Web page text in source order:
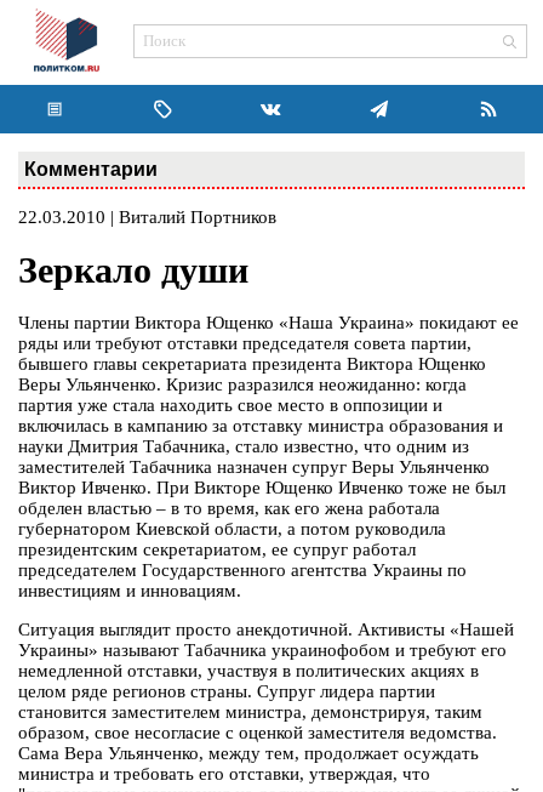
Комментарии
22.03.2010 | Виталий Портников
Зеркало души
Члены партии Виктора Ющенко «Наша Украина» покидают ее
ряды или требуют отставки председателя совета партии,
бывшего главы секретариата президента Виктора Ющенко
Веры Ульянченко. Кризис разразился неожиданно: когда
партия уже стала находить свое место в оппозиции и
включилась в кампанию за отставку министра образования и
науки Дмитрия Табачника, стало известно, что одним из
заместителей Табачника назначен супруг Веры Ульянченко
Виктор Ивченко. При Викторе Ющенко Ивченко тоже не был
обделен властью – в то время, как его жена работала
губернатором Киевской области, а потом руководила
президентским секретариатом, ее супруг работал
председателем Государственного агентства Украины по
инвестициям и инновациям.
Ситуация выглядит просто анекдотичной. Активисты «Нашей
Украины» называют Табачника украинофобом и требуют его
немедленной отставки, участвуя в политических акциях в
целом ряде регионов страны. Супруг лидера партии
становится заместителем министра, демонстрируя, таким
образом, свое несогласие с оценкой заместителя ведомства.
Сама Вера Ульянченко, между тем, продолжает осуждать
министра и требовать его отставки, утверждая, что